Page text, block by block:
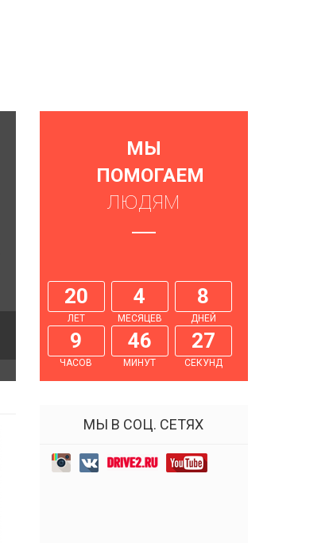
МЫ
ПОМОГАЕМ
ЛЮДЯМ
20
ЛЕТ
4
МЕСЯЦЕВ
8
ДНЕЙ
9
ЧАСОВ
46
МИНУТ
28
СЕКУНД
МЫ В СОЦ. СЕТЯХ